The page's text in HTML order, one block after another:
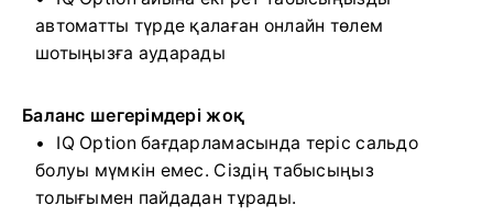
автоматты түрде қалаған онлайн төлем
шотыңызға аударады
Баланс шегерімдері жоқ
IQ Option бағдарламасында теріс сальдо
болуы мүмкін емес. Сіздің табысыңыз
толығымен пайдадан тұрады.